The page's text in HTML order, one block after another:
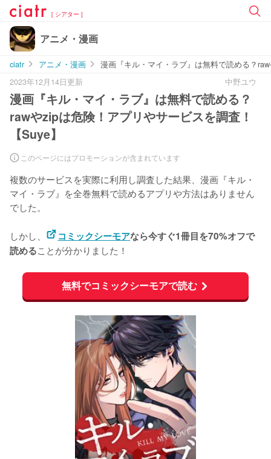
[ シアター ]
アニメ・漫画
ciatr アニメ・漫画
漫画『キル・マイ・ラブ』は無料で読める？
2023年12月14日更新
中野ユウ
漫画『キル・マイ・ラブ』は無料で読める？
rawやzipは危険！アプリやサービスを調査！
【Suye】
このページにはプロモーションが含まれています
複数のサービスを実際に利用し調査した結果、漫画『キル・
マイ・ラブ』を全巻無料で読めるアプリや方法はありません
でした。
しかし、 コミックシーモアなら今すぐ1冊目を70%オフで
読めることが分かりました！
無料でコミックシーモアで読む